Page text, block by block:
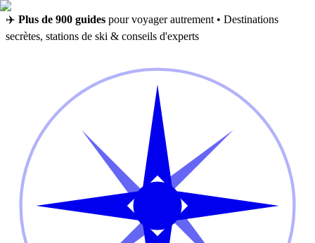
✈️ Plus de 900 guides pour voyager autrement • Destinations
secrètes, stations de ski & conseils d'experts